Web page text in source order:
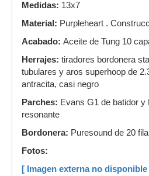
Medidas: 13x7
Material: Purpleheart .
Acabado: Aceite de Tung 10
Herrajes: tiradores bordonera
tubulares y aros superhoop de
antracita, casi negro
Parches: Evans G1 de batidor
resonante
Bordonera: Puresound de 20
Fotos:
[ Imagen externa no disponible